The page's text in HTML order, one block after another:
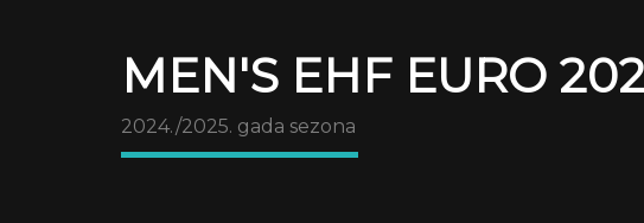
MEN'S EHF EURO
2024./2025. gada sezona